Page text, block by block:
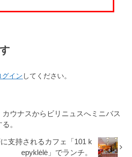
グイン してください。
カウナスからビリニュスへミニバス
。
支持されるカフェ「101 k
epyklėlė」でランチ。